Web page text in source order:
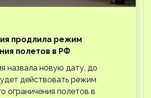
продлила режим
полетов в РФ
назвала новую дату, до
действовать режим
ограничения полетов в